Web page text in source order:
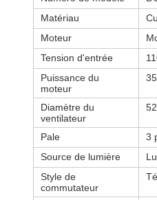
Matériau
Moteur
Tension d'entrée
Puissance du
moteur
Diamètre du
ventilateur
Pale
3
Source de lumière
Style de
commutateur